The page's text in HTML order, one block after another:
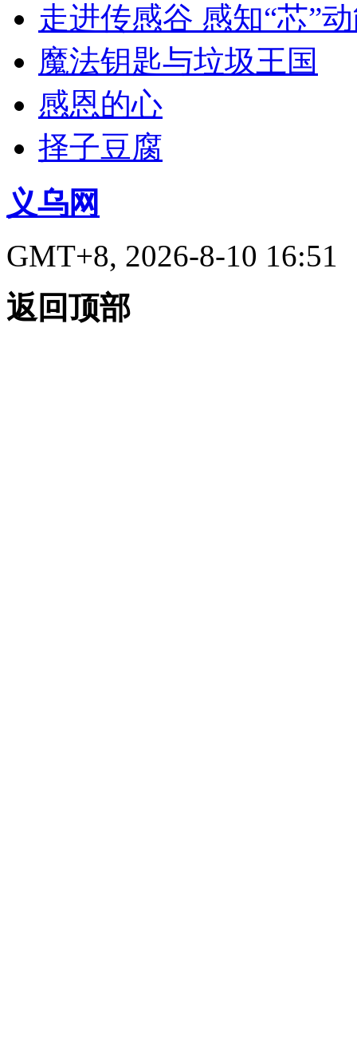
走进传感谷 感知“芯”
魔法钥匙与垃圾王国
感恩的心
择子豆腐
义乌网
GMT+8, 2026-8-10 16:51
返回顶部